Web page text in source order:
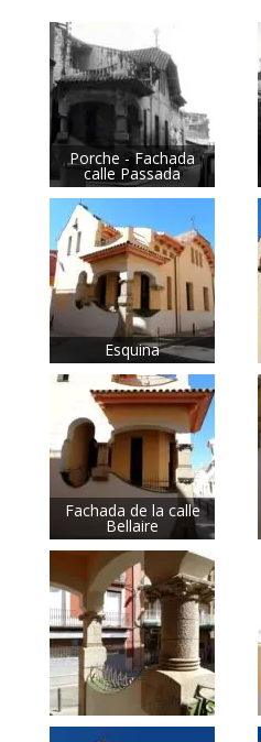
Porche - Fachada
calle Passada
Esquina
Fachada de la calle
Bellaire